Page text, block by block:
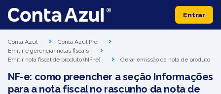
Entrar
Conta Azul
Conta Azul Pro
Emitir e gerenciar notas fiscais
Emitir nota fiscal de produto (NF-e)
Gerar emissão da nota de produto
NF-e: como preencher a seção Informações
para a nota fiscal no rascunho da nota de